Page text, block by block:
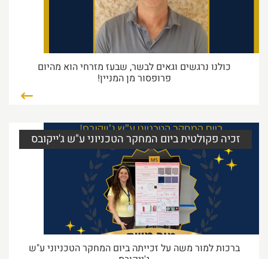
Culture&culinary #3
חושבים שהמונדיאל זאת חגיגה בין-לאומית? כנראה
שלא הייתם אצלנו השבוע
19/07/2026 10:46 קרא עוד...
טקס פרס ליטן 2026
בתחילת השבוע נערך טקס הענקת פרס ליטן על שם
פרופ'
16/07/2026 34:36 קרא עוד...
בעז מזרחי – פרופסור מן המניין!
כולנו נרגשים וגאים לבשר, שבעז מזרחי הוא מהיום
פרופסור מן המניין!
זכיה פקולטית ביום המחקר הטכניוני ע"ש ג'ייקובס
ברכות למור משה על זכייתה ביום המחקר הטכניוני ע"ש